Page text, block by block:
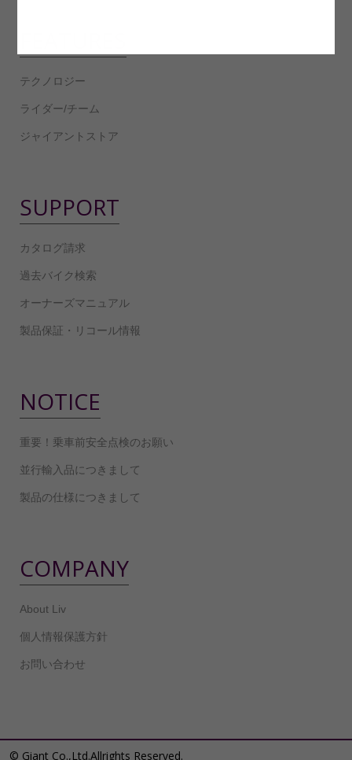
テクノロジー
ライダー/チーム
ジャイアントストア
SUPPORT
カタログ請求
過去バイク検索
オーナーズマニュアル
製品保証・リコール情報
NOTICE
重要！乗車前安全点検のお願い
並行輸入品につきまして
製品の仕様につきまして
COMPANY
About Liv
個人情報保護方針
お問い合わせ
© Giant Co.,Ltd.Allrights Reserved.